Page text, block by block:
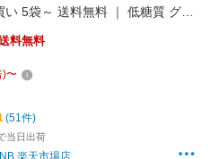
い 5袋～ 送料無料 ｜ 低糖質 グル
制限 糖質コントロール レンジ
ベース 小麦粉不使用
料無料
)〜
(51件)
当日出荷